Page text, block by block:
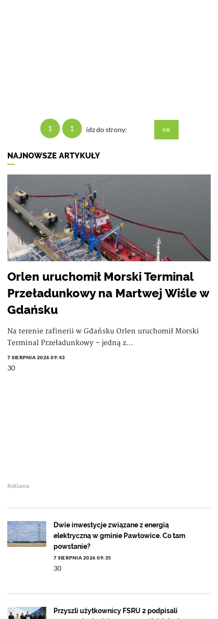
1 1 idz do strony:
NAJNOWSZE ARTYKUŁY
Orlen uruchomił Morski Terminal
Przeładunkowy na Martwej Wiśle w
Gdańsku
Na terenie rafinerii w Gdańsku Orlen uruchomił Morski
Terminal Przeładunkowy – jedną z...
7 SIERPNIA 2026 09:43
30
Reklama
Dwie inwestycje związane z energią
elektryczną w gminie Pawłowice. Co tam
powstanie?
7 SIERPNIA 2026 09:35
30
Przyszli użytkownicy FSRU 2 podpisali